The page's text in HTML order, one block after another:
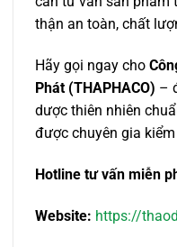
thận an toàn, chất
Hãy gọi ngay cho
Phát (THAPHACO) –
dược thiên nhiên
được chuyên gia
Hotline tư vấn miễn
Website: https://